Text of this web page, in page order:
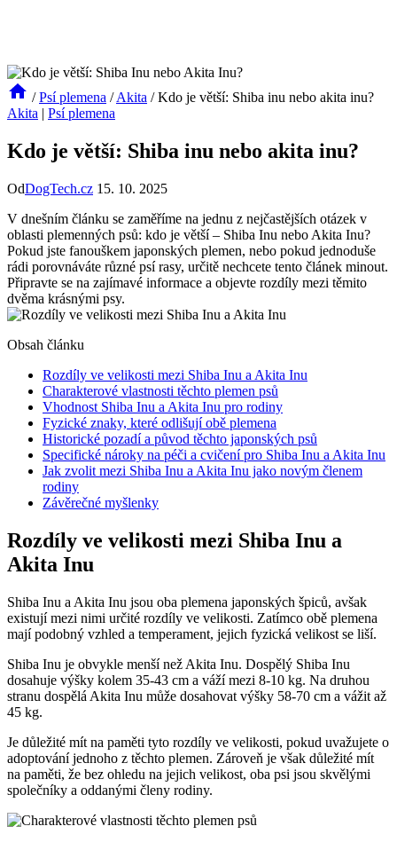
/ Psí plemena / Akita / Kdo je větší: Shiba inu nebo akita inu?
Akita | Psí plemena
Kdo je větší: Shiba inu nebo akita inu?
OdDogTech.cz 15. 10. 2025
V dnešním článku se zaměříme na jednu z nejčastějších otázek v
oblasti plemenných psů: kdo je větší – Shiba Inu nebo Akita Inu?
Pokud jste fanouškem japonských plemen, nebo pokud jednoduše
rádi porovnáváte různé psí rasy, určitě nechcete tento článek minout.
Připravte se na zajímavé informace a objevte rozdíly mezi těmito
dvěma krásnými psy.
Obsah článku
Rozdíly ve velikosti mezi Shiba Inu a Akita Inu
Charakterové vlastnosti těchto plemen psů
Vhodnost Shiba Inu a Akita Inu pro rodiny
Fyzické znaky, které odlišují obě plemena
Historické pozadí a původ těchto japonských psů
Specifické nároky na péči a cvičení pro Shiba Inu a Akita Inu
Jak zvolit mezi Shiba Inu a Akita Inu jako novým členem
rodiny
Závěrečné myšlenky
Rozdíly ve velikosti mezi Shiba Inu a
Akita Inu
Shiba Inu a Akita Inu jsou oba plemena japonských špiců, avšak
existují mezi nimi určité rozdíly ve velikosti. Zatímco obě plemena
mají podobný vzhled a temperament, jejich fyzická velikost se liší.
Shiba Inu je obvykle menší než Akita Inu. Dospělý Shiba Inu
dosahuje výšky kolem 35-43 cm a váží mezi 8-10 kg. Na druhou
stranu dospělá Akita Inu může dosahovat výšky 58-70 cm a vážit až
45 kg.
Je důležité mít na paměti tyto rozdíly ve velikosti, pokud uvažujete o
adoptování jednoho z těchto plemen. Zároveň je však důležité mít
na paměti, že bez ohledu na jejich velikost, oba psi jsou skvělými
společníky a oddanými členy rodiny.